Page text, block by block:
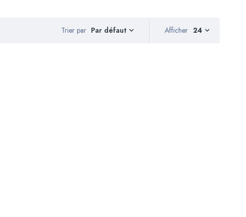
Trier par Par défaut Afficher 24